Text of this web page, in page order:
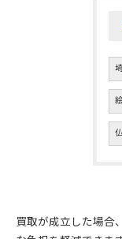
買取が成立した場合